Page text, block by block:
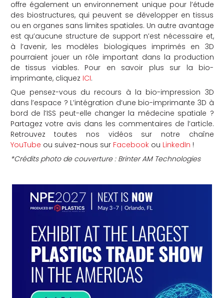
offre également un environnement unique pour l’étude
des biostructures, qui peuvent se développer en tissus
ou en organes sans limites spatiales. Un autre avantage
est qu’aucune structure de support n’est nécessaire et,
à l’avenir, les modèles biologiques imprimés en 3D
pourraient jouer un rôle important dans la production
de tissus viables. Pour en savoir plus sur la bio-
imprimante, cliquez ICI.
Que pensez-vous du recours à la bio-impression 3D
dans l’espace ? L’intégration d’une bio-imprimante 3D à
bord de l’ISS peut-elle changer la médecine spatiale ?
Partagez votre avis dans les commentaires de l’article.
Retrouvez toutes nos vidéos sur notre chaîne
YouTube ou suivez-nous sur Facebookou LinkedIn !
*Crédits photo de couverture : BrinterAM Technologies